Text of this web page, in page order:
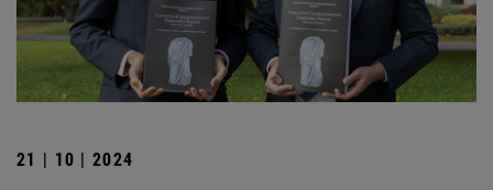
21 | 10 | 2024